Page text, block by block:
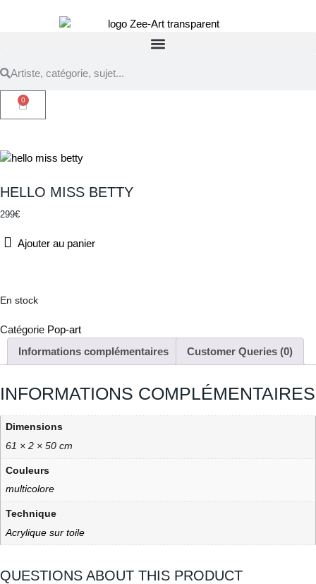
0
HELLO MISS BETTY
299€
Ajouter au panier
En stock
Catégorie Pop-art
Informations complémentaires
Customer Queries (0)
INFORMATIONS COMPLÉMENTAIRES
Dimensions
61 × 2 × 50 cm
Couleurs
multicolore
Technique
Acrylique sur toile
QUESTIONS ABOUT THIS PRODUCT